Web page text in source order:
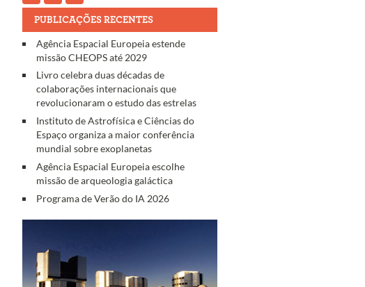
PUBLICAÇÕES RECENTES
Agência Espacial Europeia estende
missão CHEOPS até 2029
Livro celebra duas décadas de
colaborações internacionais que
revolucionaram o estudo das estrelas
Instituto de Astrofísica e Ciências do
Espaço organiza a maior conferência
mundial sobre exoplanetas
Agência Espacial Europeia escolhe
missão de arqueologia galáctica
Programa de Verão do IA 2026